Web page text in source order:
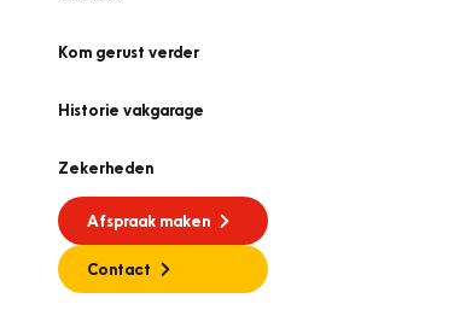
Kom gerust verder
Historie vakgarage
Zekerheden
Afspraak maken
Contact